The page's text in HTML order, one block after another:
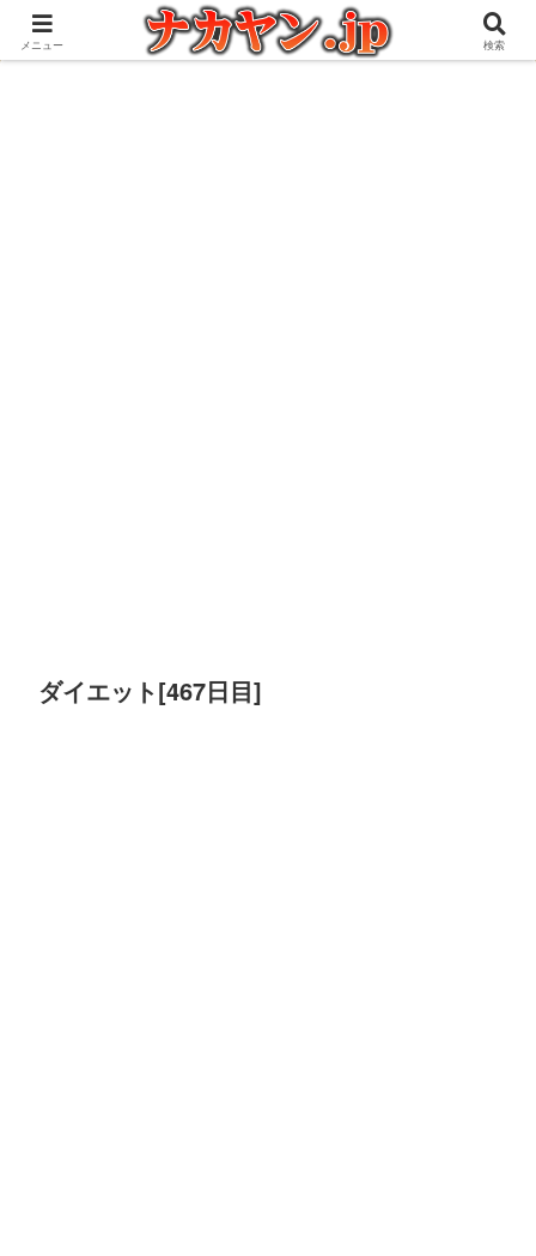
アウトドアとガジェット好きな管理人の愉快な日々を綴るブログ
ダイエット[467日目]
メニュー 検索